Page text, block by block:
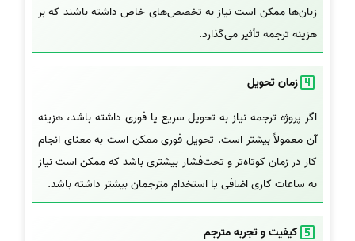
زبان‌ها ممکن است نیاز به تخصص‌های خاص داشته باشند که بر
هزینه ترجمه تأثیر می‌گذارد.
زمان تحویل
اگر پروژه ترجمه نیاز به تحویل سریع یا فوری داشته باشد، هزینه
آن معمولاً بیشتر است. تحویل فوری ممکن است به معنای انجام
کار در زمان کوتاه‌تر و تحت‌فشار بیشتری باشد که ممکن است نیاز
به ساعات کاری اضافی یا استخدام مترجمان بیشتر داشته باشد.
کیفیت و تجربه مترجم